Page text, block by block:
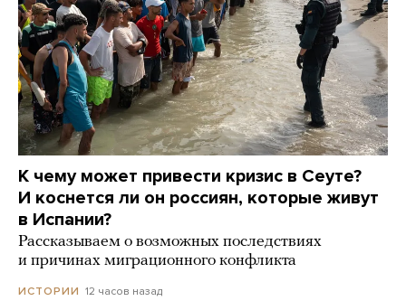
К чему может привести кризис в Сеуте?
И коснется ли он россиян, которые живут
в Испании?
Рассказываем о возможных последствиях
и причинах миграционного конфликта
ИСТОРИИ 12 часов назад